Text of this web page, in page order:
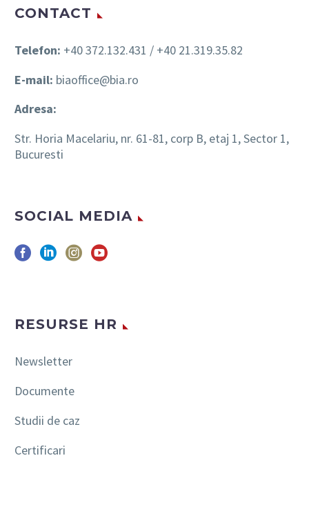
CONTACT
Telefon: +40 372.132.431 / +40 21.319.35.82
E-mail: biaoffice@bia.ro
Adresa:
Str. Horia Macelariu, nr. 61-81, corp B, etaj 1, Sector 1,
Bucuresti
SOCIAL MEDIA
RESURSE HR
Newsletter
Documente
Studii de caz
Certificari